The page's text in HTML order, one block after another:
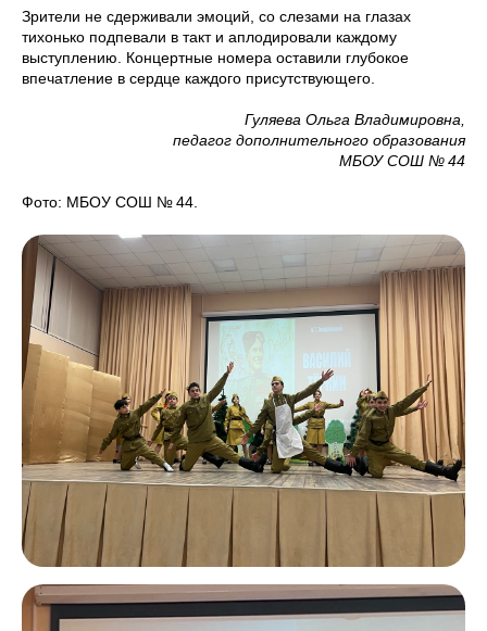
Зрители не сдерживали эмоций, со слезами на глазах
тихонько подпевали в такт и аплодировали каждому
выступлению. Концертные номера оставили глубокое
впечатление в сердце каждого присутствующего.
Гуляева Ольга Владимировна,
педагог дополнительного образования
МБОУ СОШ № 44
Фото: МБОУ СОШ № 44.